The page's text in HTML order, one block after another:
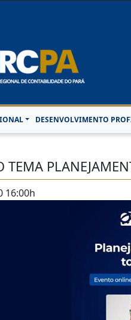
DESENVOLVIMENTO
TEMA
16:00h